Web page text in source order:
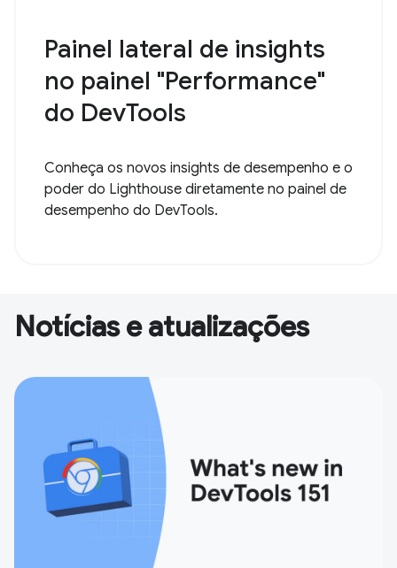
Painel lateral de insights
no painel "Performance"
do DevTools
Conheça os novos insights de desempenho e o
poder do Lighthouse diretamente no painel de
desempenho do DevTools.
Notícias e atualizações